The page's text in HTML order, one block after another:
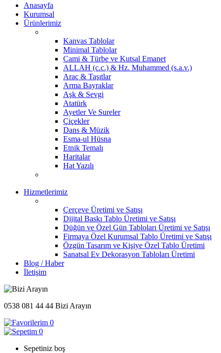
Anasayfa
Kurumsal
Ürünlerimiz
Kanvas Tablolar
Minimal Tablolar
Cami & Türbe ve Kutsal Emanet
ALLAH (c.c.) & Hz. Muhammed (s.a.v.)
Araç & Taşıtlar
Arma Bayraklar
Aşk & Sevgi
Atatürk
Ayetler Ve Sureler
Çiçekler
Dans & Müzik
Esma-ul Hüsna
Etnik Temalı
Haritalar
Hat Yazılı
Hizmetlerimiz
Çerçeve Üretimi ve Satışı
Dijital Baskı Tablo Üretimi ve Satışı
Düğün ve Özel Gün Tabloları Üretimi ve Satışı
Firmaya Özel Kurumsal Tablo Üretimi ve Satışı
Özgün Tasarım ve Kişiye Özel Tablo Üretimi
Sanatsal Ev Dekorasyon Tabloları Üretimi
Blog / Haber
İletişim
0538 081 44 44 Bizi Arayın
0
0
Sepetiniz boş